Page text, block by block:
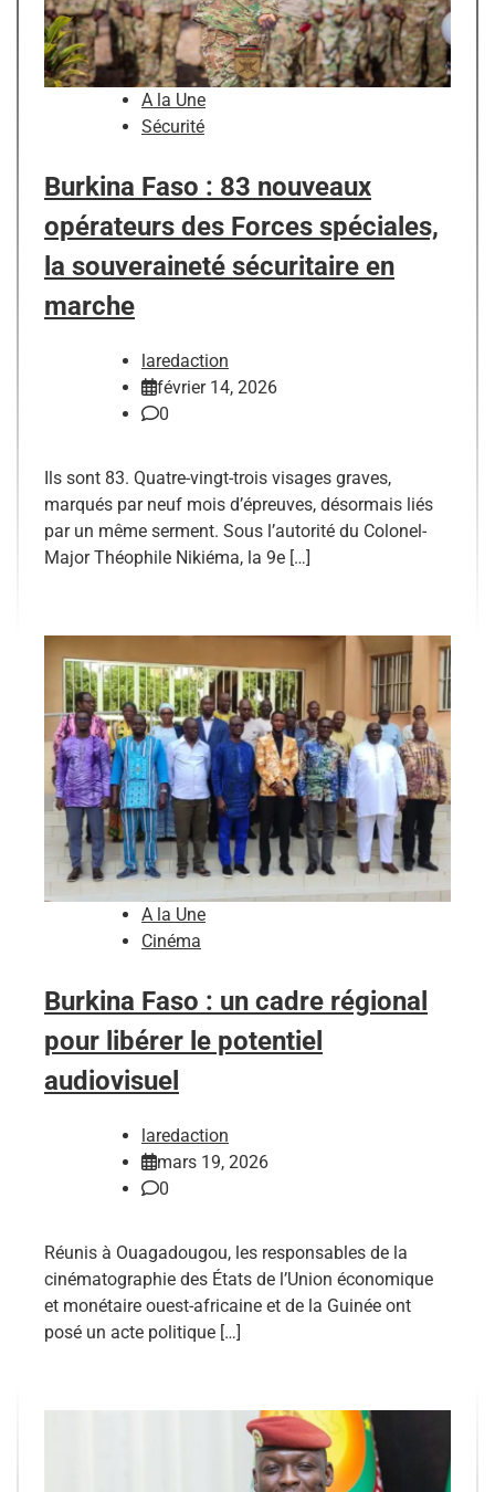
A la Une
Sécurité
Burkina Faso : 83 nouveaux
opérateurs des Forces spéciales,
la souveraineté sécuritaire en
marche
laredaction
février 14, 2026
0
Ils sont 83. Quatre-vingt-trois visages graves,
marqués par neuf mois d’épreuves, désormais liés
par un même serment. Sous l’autorité du Colonel-
Major Théophile Nikiéma, la 9e […]
A la Une
Cinéma
Burkina Faso : un cadre régional
pour libérer le potentiel
audiovisuel
laredaction
mars 19, 2026
0
Réunis à Ouagadougou, les responsables de la
cinématographie des États de l’Union économique
et monétaire ouest-africaine et de la Guinée ont
posé un acte politique […]